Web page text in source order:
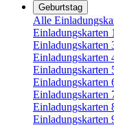
Geburtstag
Alle
Einladungskarten
Einladungskarten
Einladungskarten
Einladungskarten
Einladungskarten
Einladungskarten
Einladungskarten
Einladungskarten